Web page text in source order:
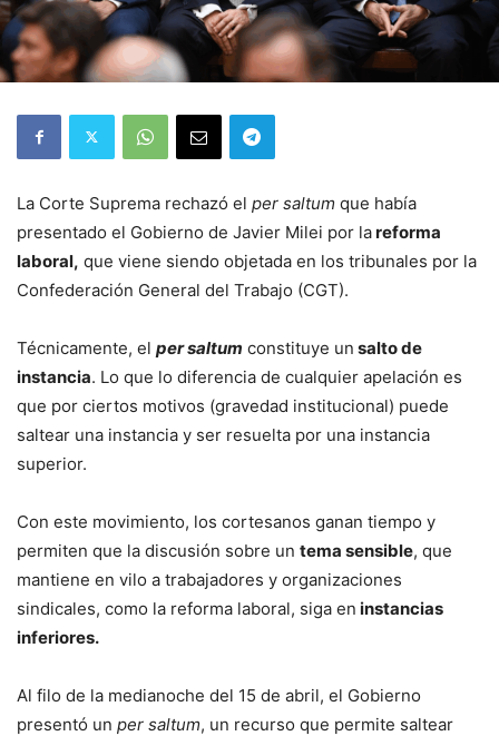
La Corte Suprema rechazó el per saltum que había
presentado el Gobierno de Javier Milei por lareforma
laboral, que viene siendo objetada en los tribunales por la
Confederación General del Trabajo (CGT).
Técnicamente, el per saltum constituye un salto de
instancia. Lo que lo diferencia de cualquier apelación es
que por ciertos motivos (gravedad institucional) puede
saltear una instancia y ser resuelta por una instancia
superior.
Con este movimiento, los cortesanos ganan tiempo y
permiten que la discusión sobre un tema sensible, que
mantiene en vilo a trabajadores y organizaciones
sindicales, como la reforma laboral, siga en instancias
inferiores.
Al filo de la medianoche del 15 de abril, el Gobierno
presentó un per saltum, un recurso que permite saltear